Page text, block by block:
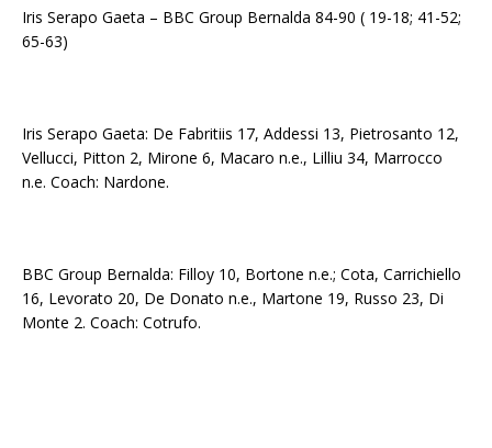
Iris Serapo Gaeta – BBC Group Bernalda 84-90 ( 19-18; 41-52;
65-63)
Iris Serapo Gaeta: De Fabritiis 17, Addessi 13, Pietrosanto 12,
Vellucci, Pitton 2, Mirone 6, Macaro n.e., Lilliu 34, Marrocco
n.e. Coach: Nardone.
BBC Group Bernalda: Filloy 10, Bortone n.e.; Cota, Carrichiello
16, Levorato 20, De Donato n.e., Martone 19, Russo 23, Di
Monte 2. Coach: Cotrufo.